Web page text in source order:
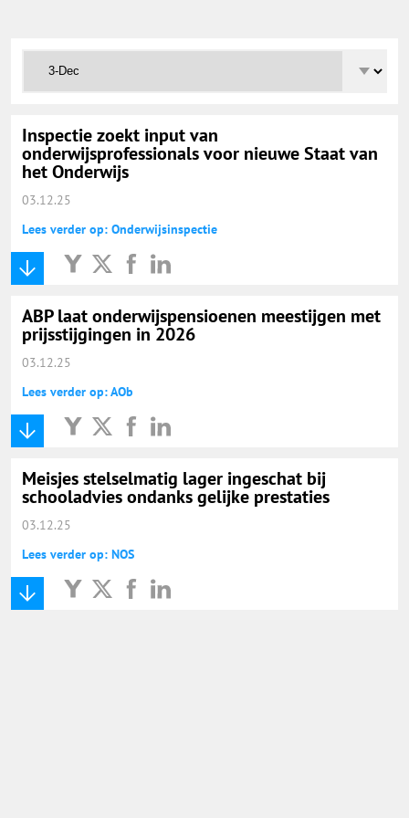
Basisonderwijs
Hoger Onderwijs
MBO
Voortgezet Onderwijs
Onderwijs Nieuws Dienst
Yurls.net
Vacaturewijzer Basisonderwijs
Inspectie zoekt input van
onderwijsprofessionals voor nieuwe Staat van
het Onderwijs
03.12.25
Lees verder op: Onderwijsinspectie
ABP laat onderwijspensioenen meestijgen met
prijsstijgingen in 2026
03.12.25
Lees verder op: AOb
Meisjes stelselmatig lager ingeschat bij
schooladvies ondanks gelijke prestaties
03.12.25
Lees verder op: NOS